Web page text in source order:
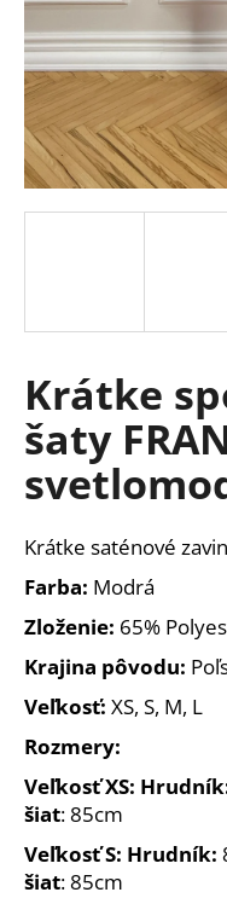
Krátke
šaty
Krátke saténové
Farba: Modrá
Zloženie: 65%
Krajina pôvodu:
Veľkosť: XS, S, M, L
Rozmery:
Veľkosť XS:
šiat: 85cm
Veľkosť S: Hrudník:
šiat: 85cm
á
j
s
ť
?
O
d
p
r
č
a
m
e